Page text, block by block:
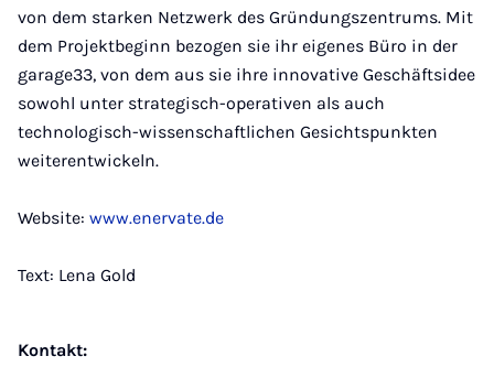
von dem starken Netzwerk des Gründungszentrums. Mit
dem Projektbeginn bezogen sie ihr eigenes Büro in der
garage33, von dem aus sie ihre innovative Geschäftsidee
sowohl unter strategisch-operativen als auch
technologisch-wissenschaftlichen Gesichtspunkten
weiterentwickeln.
Website: www.enervate.de
Text: Lena Gold
Kontakt: